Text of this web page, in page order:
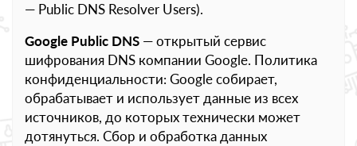
— Public DNS Resolver Users).
Google Public DNS — открытый сервис
шифрования DNS компании Google. Политика
конфиденциальности: Google собирает,
обрабатывает и использует данные из всех
источников, до которых технически может
дотянуться. Сбор и обработка данных